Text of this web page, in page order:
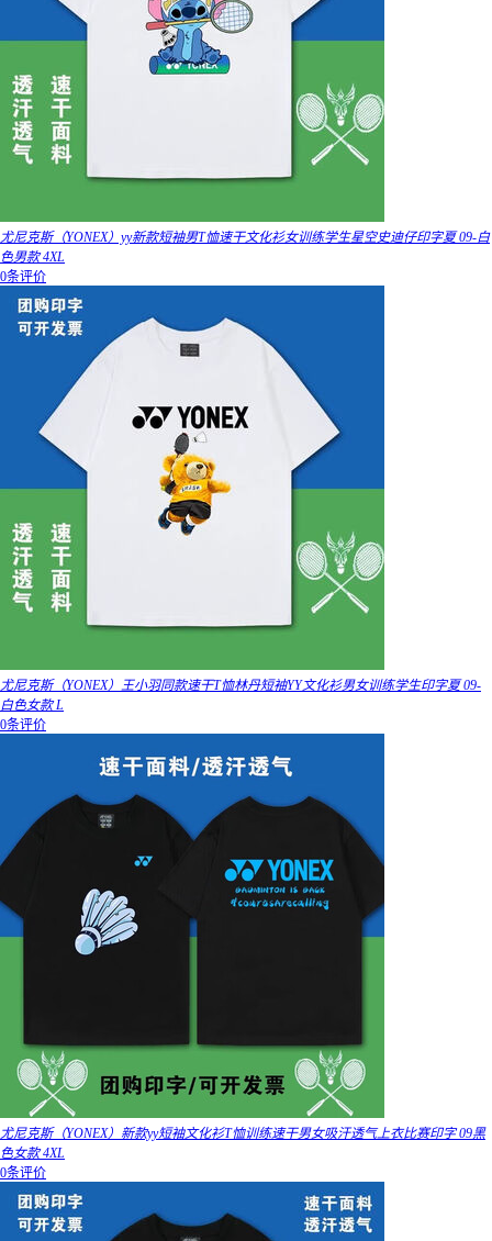
尤尼克斯（YONEX）yy新款短袖男T恤速干文化衫女训练学生星空史迪仔印字夏 09-白
色男款 4XL
0条评价
尤尼克斯（YONEX）王小羽同款速干T恤林丹短袖YY文化衫男女训练学生印字夏 09-
白色女款 L
0条评价
尤尼克斯（YONEX）新款yy短袖文化衫T恤训练速干男女吸汗透气上衣比赛印字 09黑
色女款 4XL
0条评价